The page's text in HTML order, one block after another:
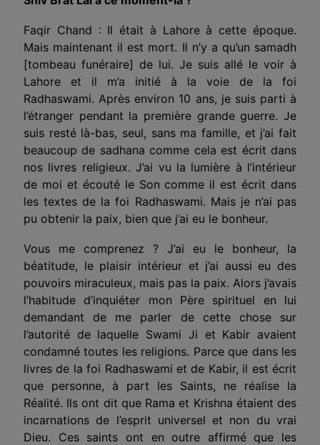
Faqir Chand : Il était à Lahore à cette époque.
Mais maintenant il est mort. Il n’y a qu’un samadh
[tombeau funéraire] de lui. Je suis allé le voir à
Lahore et il m’a initié à la voie de la foi
Radhaswami. Après environ 10 ans, je suis parti à
l’étranger pendant la première grande guerre. Je
suis resté là-bas, seul, sans ma famille, et j’ai fait
beaucoup de sadhana comme cela est écrit dans
nos livres religieux. J’ai vu la lumière à l’intérieur
de moi et écouté le Son comme il est écrit dans
les textes de la foi Radhaswami. Mais je n’ai pas
pu obtenir la paix, bien que j’ai eu le bonheur.
Vous me comprenez ? J’ai eu le bonheur, la
béatitude, le plaisir intérieur et j’ai aussi eu des
pouvoirs miraculeux, mais pas la paix. Alors j’avais
l’habitude d’inquiéter mon Père spirituel en lui
demandant de me parler de cette chose sur
l’autorité de laquelle Swami Ji et Kabir avaient
condamné toutes les religions. Parce que dans les
livres de la foi Radhaswami et de Kabir, il est écrit
que personne, à part les Saints, ne réalise la
Réalité. Ils ont dit que Rama et Krishna étaient des
incarnations de l’esprit universel et non du vrai
Dieu. Ces saints ont en outre affirmé que les